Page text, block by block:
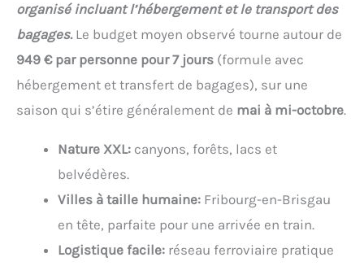
organisé incluant l’hébergement et le transport des
bagages.Le budget moyen observé tourne autour de
949 € par personne pour 7 jours (formule avec
hébergement et transfert de bagages), sur une
saison qui s’étire généralement de mai à mi-octobre.
Nature XXL: canyons, forêts, lacs et
belvédères.
Villes à taille humaine: Fribourg-en-Brisgau
en tête, parfaite pour une arrivée en train.
Logistique facile: réseau ferroviaire pratique